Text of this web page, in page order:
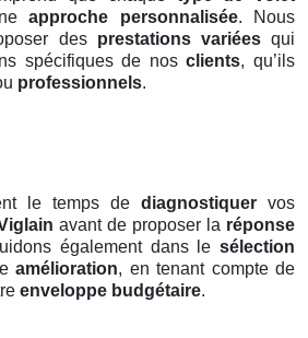
approche personnalisée. Nous
des prestations variéesqui
spécifiques de nosclients, qu’ils
professionnels.
le temps de diagnostiquer vos
avant de proposer la réponse
également dans le sélection
amélioration, en tenant compte de
enveloppe budgétaire.